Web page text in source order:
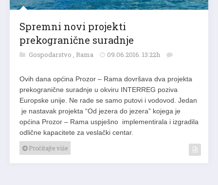
Spremni novi projekti
prekogranične suradnje
Gospodarstvo , Rama 09.06.2016. 13:22h
Ovih dana općina Prozor – Rama dovršava dva projekta
prekogranične suradnje u okviru INTERREG poziva
Europske unije. Ne rade se samo putovi i vodovod. Jedan
je nastavak projekta “Od jezera do jezera” kojega je
općina Prozor – Rama uspješno implementirala i izgradila
odlične kapacitete za veslački centar.
Pročitajte više